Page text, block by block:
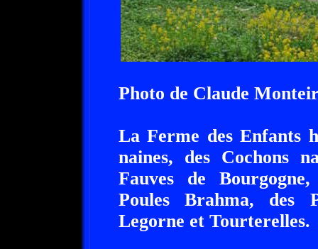
Photo de Claude
La Ferme des Enfants
naines, des Cochons
Fauves de
Poules Brahma, des
Legorne et Tourterelles.